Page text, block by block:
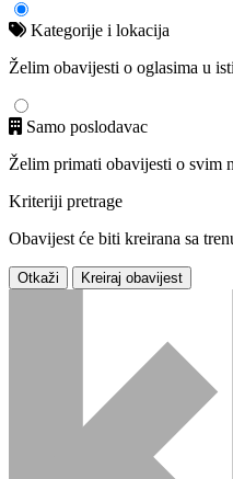
Kategorije i lokacija
Želim obavijesti o oglasima u
Samo poslodavac
Želim primati obavijesti o svim
Kriteriji pretrage
Obavijest će biti kreirana sa
Otkaži Kreiraj obavijest